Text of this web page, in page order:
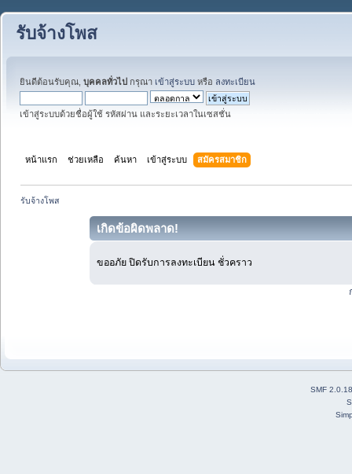
รับจ้างโพส
ยินดีต้อนรับคุณ, บุคคลทั่วไป กรุณา เข้าสู่ระบบ หรือ ลงทะเบียน
เข้าสู่ระบบด้วยชื่อผู้ใช้ รหัสผ่าน และระยะเวลาในเซสชั่น
หน้าแรก ช่วยเหลือ ค้นหา เข้าสู่ระบบ สมัครสมาชิก
รับจ้างโพส
เกิดข้อผิดพลาด!
ขออภัย ปิดรับการลงทะเบียน ชั่วคราว
SMF 2.0.18